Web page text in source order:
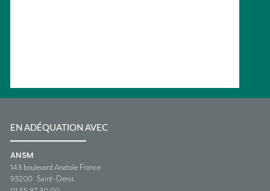
EN ADÉQUATION AVEC
ANSM
143 boulevard Anatole France
93200 Saint-Denis